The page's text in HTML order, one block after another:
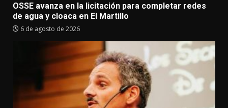
OSSE avanza en la licitación para completar redes
de agua y cloaca en El Martillo
6 de agosto de 2026